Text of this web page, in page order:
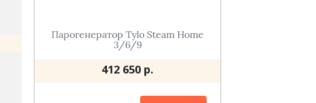
Парогенератор Tylo Steam Home
3/6/9
412 650 р.